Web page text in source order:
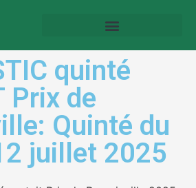
quinté
Prix de
Quinté du
juillet 2025